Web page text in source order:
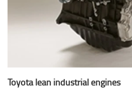
Toyota lean industrial engines